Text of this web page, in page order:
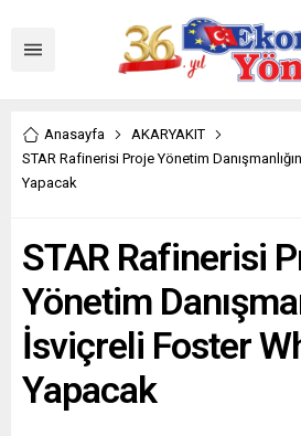
Anasayfa
AKARYAKIT
STAR Rafinerisi Proje Yönetim
Yapacak
STAR Rafinerisi
Yönetim
İsviçreli Foster
Yapacak